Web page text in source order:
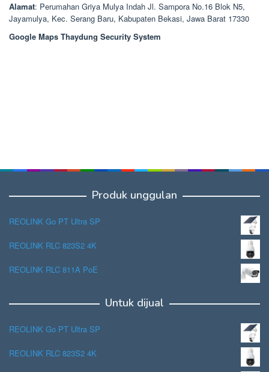
Alamat: Perumahan Griya Mulya Indah Jl. Sampora No.16 Blok N5,
Jayamulya, Kec. Serang Baru, Kabupaten Bekasi, Jawa Barat 17330
Google Maps Thaydung Security System
Produk unggulan
REOLINK Go PT Ultra SP
REOLINK RLC 823S2 4K
REOLINK RLC 811A PoE
Untuk dijual
REOLINK Go PT Ultra SP
REOLINK RLC 823S2 4K